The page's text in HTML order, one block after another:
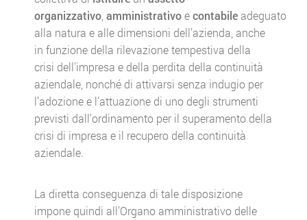
organizzativo amministrativoecontabile adeguato
alla natura e alle dimensioni dell’azienda, anche
in funzione della rilevazione tempestiva della
crisi dell’impresa e della perdita della continuità
aziendale, nonché di attivarsi senza indugio per
l’adozione e l’attuazione di uno degli strumenti
previsti dall’ordinamento per il superamento della
crisi di impresa e il recupero della continuità
aziendale.
La diretta conseguenza di tale disposizione
impone quindi all’Organo amministrativo delle